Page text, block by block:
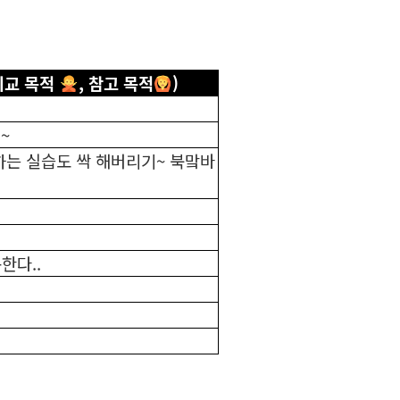
목적 , 참고 목적 )
실습도 싹 해버리기~ 북맠바
다..